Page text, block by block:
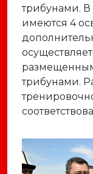
трибунами. В
имеются 4
трибунами.